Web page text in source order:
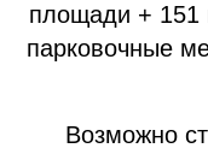
площади + 151
парковочные
Возможно